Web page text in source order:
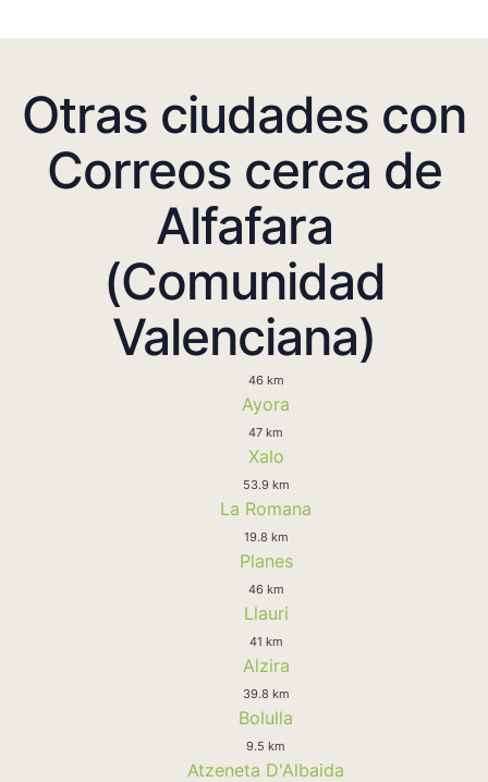
Otras ciudades con
Correos cerca de
Alfafara
(Comunidad
Valenciana)
46 km
Ayora
47 km
Xalo
53.9 km
La Romana
19.8 km
Planes
46 km
Llauri
41 km
Alzira
39.8 km
Bolulla
9.5 km
Atzeneta D'Albaida